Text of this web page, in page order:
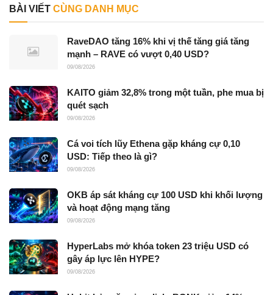
BÀI VIẾT CÙNG DANH MỤC
RaveDAO tăng 16% khi vị thế tăng giá tăng
mạnh – RAVE có vượt 0,40 USD?
09/08/2026
KAITO giảm 32,8% trong một tuần, phe mua bị
quét sạch
09/08/2026
Cá voi tích lũy Ethena gặp kháng cự 0,10
USD: Tiếp theo là gì?
09/08/2026
OKB áp sát kháng cự 100 USD khi khối lượng
và hoạt động mạng tăng
09/08/2026
HyperLabs mở khóa token 23 triệu USD có
gây áp lực lên HYPE?
09/08/2026